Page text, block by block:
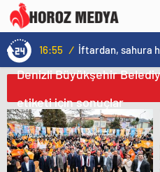
16:55 / İftardan, sahura
Denizli Büyükşehir
etiketi için sonuçlar